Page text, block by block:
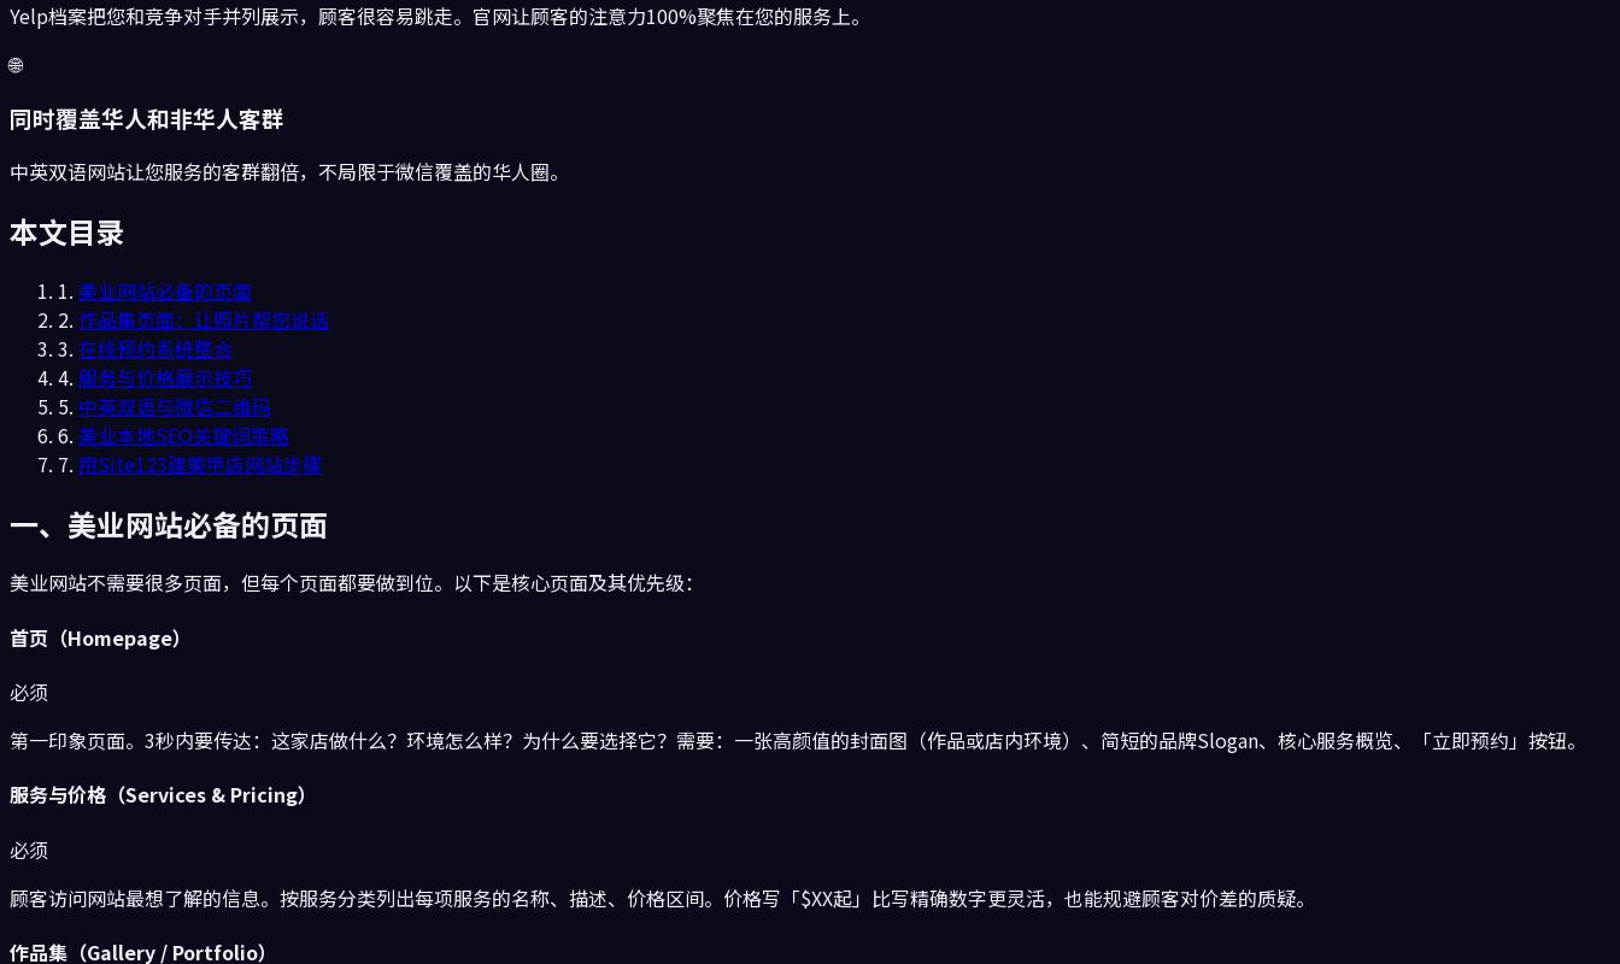
Yelp档案把您和竞争对手并列展示，顾客很容易跳走。官网让顾客的注意力100%聚焦在您的服务上。
🌐
同时覆盖华人和非华人客群
中英双语网站让您服务的客群翻倍，不局限于微信覆盖的华人圈。
本文目录
1. 美业网站必备的页面
2. 作品集页面：让照片帮您说话
3. 在线预约系统整合
4. 服务与价格展示技巧
5. 中英双语与微信二维码
6. 美业本地SEO关键词策略
7. 用Site123建美甲店网站步骤
一、美业网站必备的页面
美业网站不需要很多页面，但每个页面都要做到位。以下是核心页面及其优先级：
首页（Homepage）
必须
第一印象页面。3秒内要传达：这家店做什么？环境怎么样？为什么要选择它？需要：一张高颜值的封面图（作品或店内环境）、简短的品牌Slogan、核心服务概览、「立即预约」按钮。
服务与价格（Services & Pricing）
必须
顾客访问网站最想了解的信息。按服务分类列出每项服务的名称、描述、价格区间。价格写「$XX起」比写精确数字更灵活，也能规避顾客对价差的质疑。
作品集（Gallery / Portfolio）